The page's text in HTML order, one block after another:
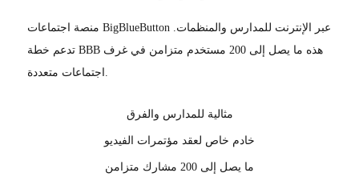
منصة اجتماعات BigBlueButton عبر الإنترنت للمدارس والمنظمات.
تدعم خطة BBB هذه ما يصل إلى 200 مستخدم متزامن في غرف
مثالية للمدارس والفرق
خادم خاص لعقد مؤتمرات الفيديو
ما يصل إلى 200 مشارك متزامن